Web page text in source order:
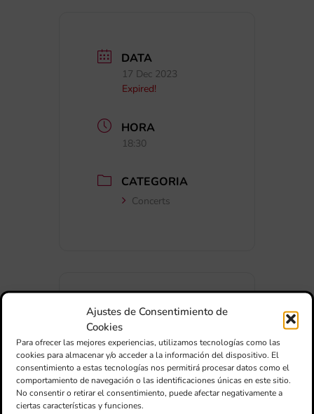
Ajustes de Consentimiento de
Cookies
Para ofrecer las mejores experiencias, utilizamos tecnologías como las
cookies para almacenar y/o acceder a la información del dispositivo. El
consentimiento a estas tecnologías nos permitirá procesar datos como el
comportamiento de navegación o las identificaciones únicas en este sitio.
No consentir o retirar el consentimiento, puede afectar negativamente a
ciertas características y funciones.
DATA
17 Dec 2023
Expired!
HORA
18:30
CATEGORIA
Concerts
+ Afegir a Google Calendar
Exportar + iCal / Outlook